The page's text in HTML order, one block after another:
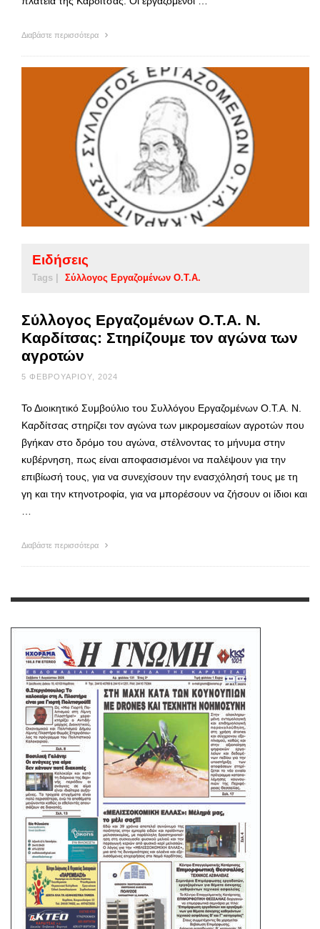
Διαβάστε περισσότερα
Ειδήσεις
Tags | Σύλλογος Εργαζομένων Ο.Τ.Α.
Σύλλογος Εργαζομένων Ο.Τ.Α. Ν.
Καρδίτσας: Στηρίζουμε τον αγώνα των
αγροτών
5 ΦΕΒΡΟΥΑΡΊΟΥ, 2024
Το Διοικητικό Συμβούλιο του Συλλόγου Εργαζομένων Ο.Τ.Α. Ν.
Καρδίτσας στηρίζει τον αγώνα των μικρομεσαίων αγροτών που
βγήκαν στο δρόμο του αγώνα, στέλνοντας το μήνυμα στην
κυβέρνηση, πως είναι αποφασισμένοι να παλέψουν για την
επιβίωσή τους, για να συνεχίσουν την ενασχόλησή τους με τη
γη και την κτηνοτροφία, για να μπορέσουν να ζήσουν οι ίδιοι και
…
Διαβάστε περισσότερα